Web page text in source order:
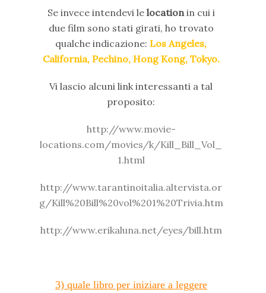
Se invece intendevi le locationin cui i
due film sono stati girati, ho trovato
qualche indicazione: Los Angeles,
California, Pechino, Hong Kong, Tokyo.
Vi lascio alcuni link interessanti a tal
proposito:
http://www.movie-
locations.com/movies/k/Kill_Bill_Vol_
1.html
http://www.tarantinoitalia.altervista.or
g/Kill%20Bill%20vol%201%20Trivia.htm
http://www.erikaluna.net/eyes/bill.htm
3) quale libro per iniziare a leggere